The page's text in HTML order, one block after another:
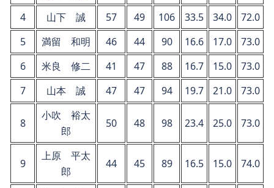
4
山下 誠 57 49 106 33.5 34.0
72.0
5
満留 和明 46 44 90 16.6 17.0
73.0
6
米良 修二 41 47 88 16.7 15.0
73.0
7
山本 誠 47 47 94 19.7 21.0 73.0
8
小吹 裕太
郎
50 48 98 23.4 25.0 73.0
9
上原 平太
郎
44 45 89 16.5 15.0 74.0